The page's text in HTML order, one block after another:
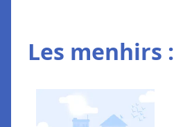
Les menhirs :